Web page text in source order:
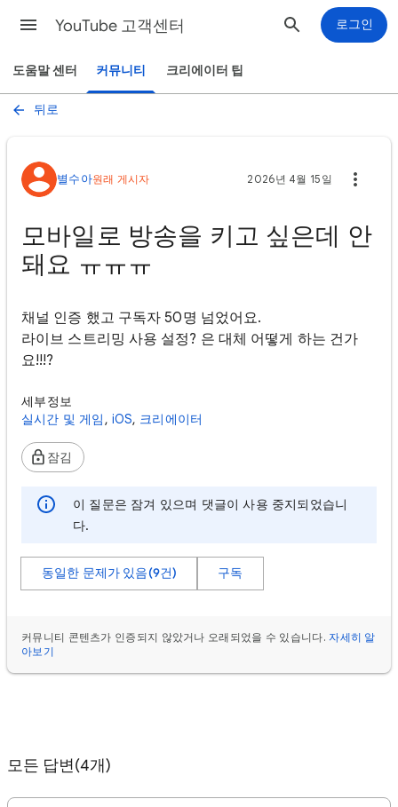
YouTube 고객센터 로그인
도움말 센터 커뮤니티 크리에이터 팁
뒤로
별수아원래 게시자 2026년 4월 15일
모바일로 방송을 키고 싶은데 안
돼요 ㅠㅠㅠ
채널 인증 했고 구독자 50명 넘었어요.
라이브 스트리밍 사용 설정? 은 대체 어떻게 하는 건가
요!!!?
세부정보
실시간 및 게임 , iOS, 크리에이터
잠김
이 질문은 잠겨 있으며 댓글이 사용 중지되었습니
다.
동일한 문제가 있음(9건) 구독
커뮤니티 콘텐츠가 인증되지 않았거나 오래되었을 수 있습니다. 자세히 알
아보기
모든 답변(4개)